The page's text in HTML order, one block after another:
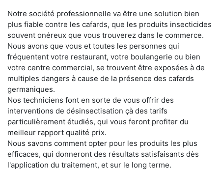
Notre société professionnelle va être une solution bien
plus fiable contre les cafards, que les produits insecticides
souvent onéreux que vous trouverez dans le commerce.
Nous avons que vous et toutes les personnes qui
fréquentent votre restaurant, votre boulangerie ou bien
votre centre commercial, se trouvent être exposées à de
multiples dangers à cause de la présence des cafards
germaniques.
Nos techniciens font en sorte de vous offrir des
interventions de désinsectisation çà des tarifs
particulièrement étudiés, qui vous feront profiter du
meilleur rapport qualité prix.
Nous savons comment opter pour les produits les plus
efficaces, qui donneront des résultats satisfaisants dès
l'application du traitement, et sur le long terme.